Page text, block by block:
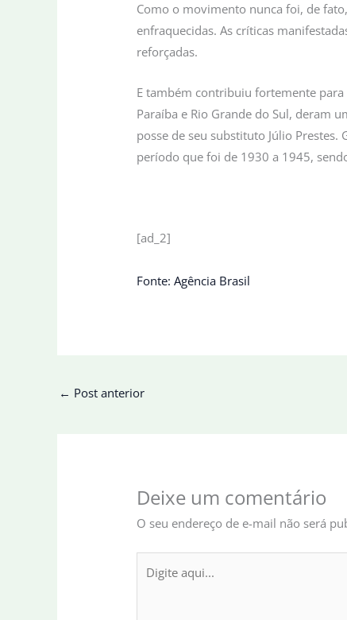
Como o movimento nunca foi, de
enfraquecidas. As críticas
reforçadas.
E também contribuiu fortemente
Paraíba e Rio Grande do Sul, deram
posse de seu substituto Júlio Prestes.
período que foi de 1930 a 1945,
[ad_2]
Fonte: Agência Brasil
← Post anterior
Deixe um comentário
O seu endereço de e-mail não será
aqui...